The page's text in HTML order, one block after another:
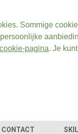
Sommige
cookie-pagina. Je
CONTACT